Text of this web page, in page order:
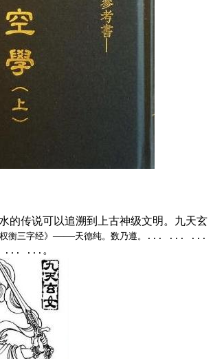
的传说可以追溯到上古神级文明。九天玄
衡三字经》 ——天德纯。数乃遵。... ... ...
... ... ... 。